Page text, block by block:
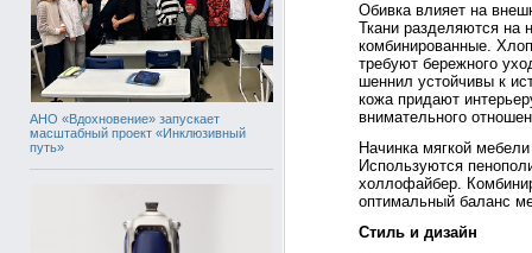
АНО «Вдохновение» запускает
масштабный проект «Инклюзивный
путь»
Обивка влияет на
Ткани разделяются на
комбинированные.
требуют бережного
шеннил устойчивы к
кожа придают
внимательного
Начинка мягкой
Используются
холлофайбер.
оптимальный баланс
Стиль и дизайн